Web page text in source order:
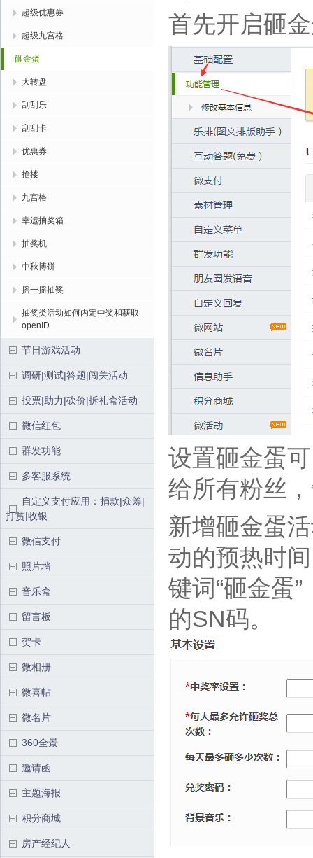
超级优惠券
超级九宫格
砸金蛋
大转盘
刮刮乐
刮刮卡
优惠券
抢楼
九宫格
幸运抽奖箱
抽奖机
中秋博饼
摇一摇抽奖
抽奖类活动如何内定中奖和获取
openID
节日游戏活动
调研|测试|答题|闯关活动
投票|助力|砍价|拆礼盒活动
微信红包
群发功能
多客服系统
自定义支付应用：捐款|众筹|
打赏|收银
微信支付
照片墙
音乐盒
留言板
贺卡
微相册
微喜帖
微名片
360全景
邀请函
主题海报
积分商城
房产经纪人
首先开启砸
设置砸金蛋
给所有粉丝
新增砸金蛋
动的预热时
键词“砸金蛋
的SN码。